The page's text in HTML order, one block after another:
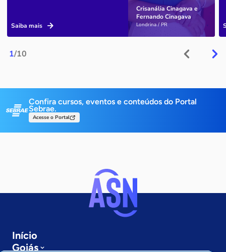
1/10
Crisanália Cinagava e
Fernando Cinagava
Londrina / PR
Saiba mais
Confira cursos, eventos e conteúdos do Portal
Sebrae.
Acesse o Portal
Início
Goiás